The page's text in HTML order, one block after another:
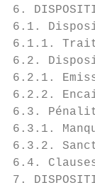
6.
6.1.
6.1.1.
6.2.
6.2.1.
6.2.2.
6.3.
6.3.1.
6.3.2.
6.4.
7.